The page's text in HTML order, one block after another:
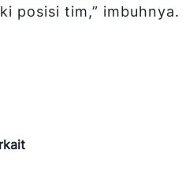
posisi tim,” imbuhnya.